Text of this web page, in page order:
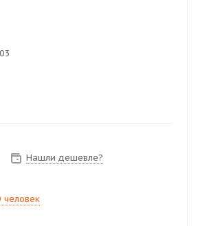
Нашли дешевле?
человек